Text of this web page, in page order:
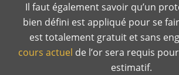
Il faut également savoir qu’un
bien défini est appliqué pour se
est totalement gratuit et sans
cours actuel de l’or sera requis
estimatif.